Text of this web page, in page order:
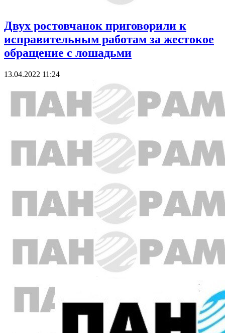
Двух ростовчанок приговорили к
исправительным работам за жестокое
обращение с лошадьми
13.04.2022 11:24